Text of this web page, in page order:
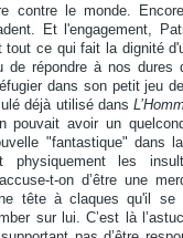
contre le monde.
Et l'engagement,
tout ce qui fait la dignité
répondre à nos dures
dans son petit jeu
déjà utilisé dans
pouvait avoir un
"fantastique" dans
physiquement les
t-on d’être une
tête à claques qu'il se
sur lui. C’est là